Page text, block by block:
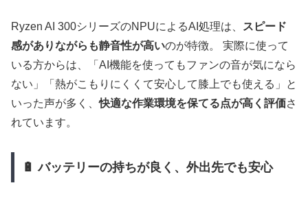
Ryzen AI 300シリーズのNPUによるAI処理は、 スピード
感がありながらも静音性が高いのが特徴。 実際に使って
いる方からは、「AI機能を使ってもファンの音が気になら
ない」「熱がこもりにくくて安心して膝上でも使える」と
いった声が多く、快適な作業環境を保てる点が高く評価さ
れています。
🔋 バッテリーの持ちが良く、外出先でも安心